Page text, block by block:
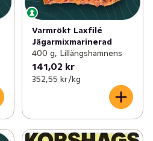
Varmrökt Laxfilé
Jägarmixmarinerad
400 g, Lillängshamnens
141,02 kr
352,55 kr /kg